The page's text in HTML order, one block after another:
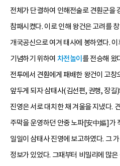
전체가 단결하여 인해전술로 견훤군을
참패시켰다. 이로 인해 왕건은 고려를
개국공신으로 여겨 태사에 봉하였다.
기념하기 위하여 차전놀이 를 전승해 왔
전투에서 견훤에게 패배한 왕건이 고
앞두게 되자 삼태사(김선편, 권행, 장
진영은 서로 대치한 채 겨울을 지냈다.
주막을 운영하던 안중 노파[安中嫗]가
일일이 삼태사 진영에 보고하였다. 그
정보가 있었다. 그때부터 비밀리에 많